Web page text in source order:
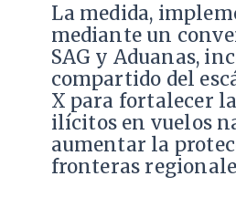
La medida,
mediante un
SAG y Aduanas,
compartido del
X para fortalecer
ilícitos en vuelos
aumentar la
fronteras